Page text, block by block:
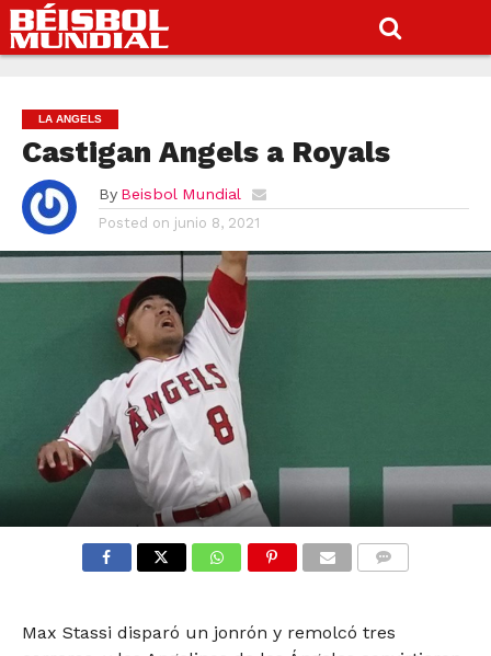
LA ANGELS
Castigan Angels a Royals
By Beisbol Mundial
Posted on junio 8, 2021
Max Stassi disparó un jonrón y remolcó tres